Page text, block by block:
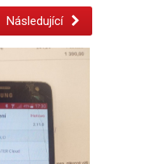
Následující